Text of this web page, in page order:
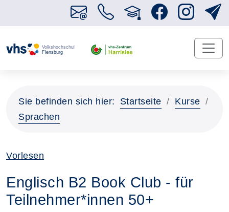
Sie befinden sich hier: Startseite
Kurse
Sprachen
Vorlesen
Englisch B2 Book Club - für
Teilnehmer*innen 50+